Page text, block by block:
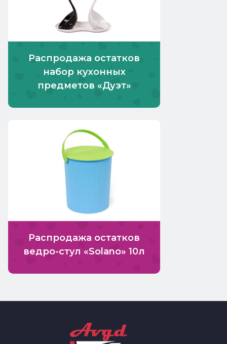
Распродажа остатков
набор кухонных
предметов «Дуэт»
Распродажа остатков
ведро-стул «Solano» 10л